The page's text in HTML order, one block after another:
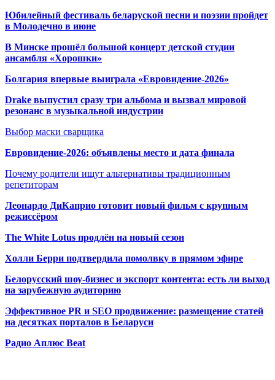
Юбилейный фестиваль беларуской песни и поэзии пройдет
в Молодечно в июне
В Минске прошёл большой концерт детской студии
ансамбля «Хорошки»
Болгария впервые выиграла «Евровидение-2026»
Drake выпустил сразу три альбома и вызвал мировой
резонанс в музыкальной индустрии
Выбор маски сварщика
Евровидение-2026: объявлены место и дата финала
Почему родители ищут альтернативы традиционным
репетиторам
Леонардо ДиКаприо готовит новый фильм с крупным
режиссёром
The White Lotus продлён на новый сезон
Холли Берри подтвердила помолвку в прямом эфире
Белорусский шоу-бизнес и экспорт контента: есть ли выход
на зарубежную аудиторию
Эффективное PR и SEO продвижение: размещение статей
на десятках порталов в Беларуси
Радио Аплюс Beat